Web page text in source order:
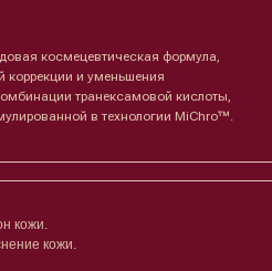
космецевтическая формула,
коррекции и уменьшения
транексамовой кислоты,
в технологии MiChro™.
кожи.
кожи.
декольте
масла
руками